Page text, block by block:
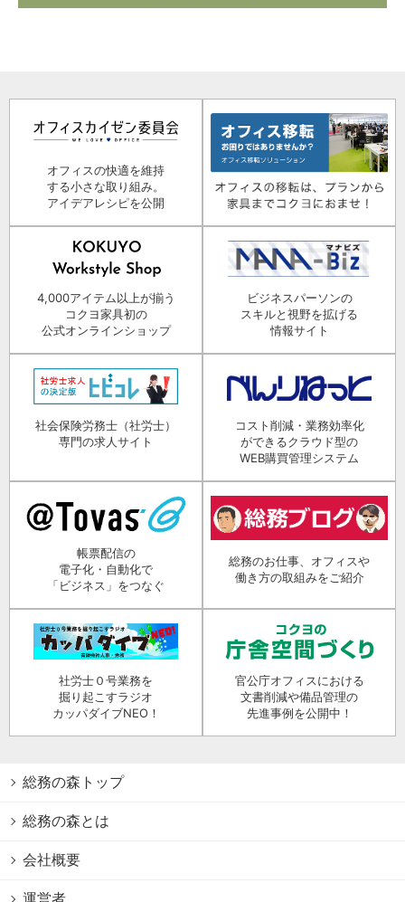
オフィスの快適を維持
する小さな取り組み。
アイデアレシピを公開
4,000アイテム以上が揃う
コクヨ家具初の
公式オンラインショップ
ビジネスパーソンの
スキルと視野を拡げる
情報サイト
社会保険労務士（社労士）
専門の求人サイト
コスト削減・業務効率化
ができるクラウド型の
WEB購買管理システム
帳票配信の
電子化・自動化で
「ビジネス」をつなぐ
総務のお仕事、オフィスや
働き方の取組みをご紹介
社労士０号業務を
掘り起こすラジオ
カッパダイブNEO！
官公庁オフィスにおける
文書削減や備品管理の
先進事例を公開中！
総務の森トップ
総務の森とは
会社概要
運営者